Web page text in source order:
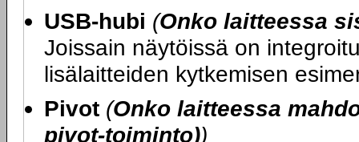
USB-hubi (Onko laitteessa
Joissain näytöissä on
lisälaitteiden kytkemisen
Pivot (Onko laitteessa
pivot-toiminto))